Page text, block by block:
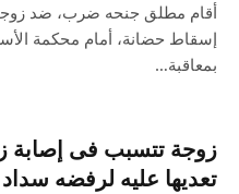
أقام مطلق جنحه ضرب، ضد
إسقاط حضانة، أمام محكمة
بمعاقبة…
تعديها عليه لرفضه